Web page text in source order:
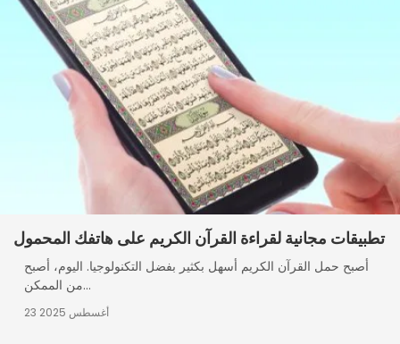
تطبيقات مجانية لقراءة القرآن الكريم على هاتفك المحمول
أصبح حمل القرآن الكريم أسهل بكثير بفضل التكنولوجيا. اليوم، أصبح
من الممكن...
23 أغسطس 2025